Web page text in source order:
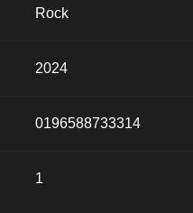
Rock
2024
0196588733314
1